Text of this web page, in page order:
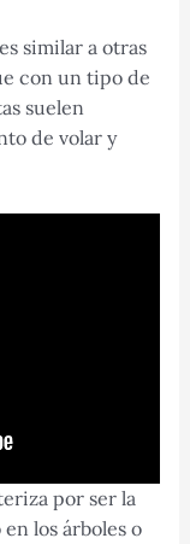
similar a otras
con un tipo de
suelen
de volar y
por ser la
los árboles o